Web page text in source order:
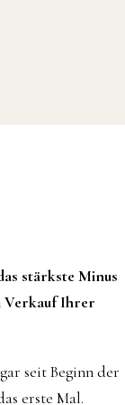
stärkste Minus
Verkauf Ihrer
seit Beginn der
erste Mal.